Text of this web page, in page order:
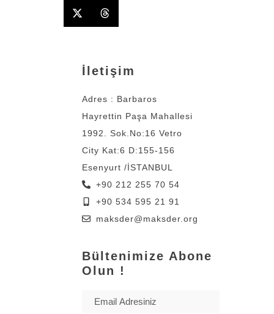
İletişim
Adres : Barbaros
Hayrettin Paşa Mahallesi
1992. Sok.No:16 Vetro
City Kat:6 D:155-156
Esenyurt /İSTANBUL
+90 212 255 70 54
+90 534 595 21 91
maksder@maksder.org
Bültenimize Abone
Olun !